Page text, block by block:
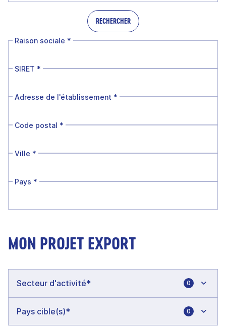
RECHERCHER
Raison sociale *
SIRET *
Adresse de l'établissement *
Code postal *
Ville *
Pays *
MON PROJET EXPORT
0
0